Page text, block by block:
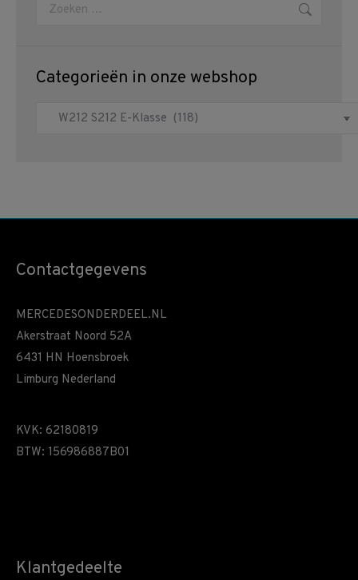
Zoeken:
Categorieën in onze webshop
Contactgegevens
MERCEDESONDERDEEL.NL
Akerstraat Noord 52A
6431 HN Hoensbroek
Limburg Nederland
KVK: 62180819
BTW: 156986887B01
Klantgedeelte